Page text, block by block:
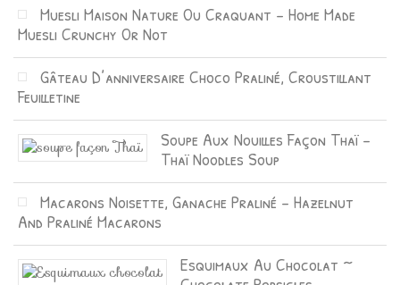
Muesli Maison Nature Ou Craquant – Home Made
Muesli Crunchy Or Not
Gâteau D’anniversaire Choco Praliné, Croustillant
Feuilletine
Soupe Aux Nouilles Façon Thaï –
Thaï Noodles Soup
Macarons Noisette, Ganache Praliné – Hazelnut
And Praliné Macarons
Esquimaux Au Chocolat ~